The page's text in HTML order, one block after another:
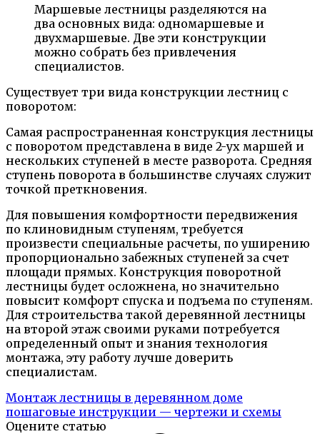
Маршевые лестницы разделяются на
два основных вида: одномаршевые и
двухмаршевые. Две эти конструкции
можно собрать без привлечения
специалистов.
Существует три вида конструкции лестниц с
поворотом:
Самая распространенная конструкция лестницы
с поворотом представлена в виде 2-ух маршей и
нескольких ступеней в месте разворота. Средняя
ступень поворота в большинстве случаях служит
точкой преткновения.
Для повышения комфортности передвижения
по клиновидным ступеням, требуется
произвести специальные расчеты, по уширению
пропорционально забежных ступеней за счет
площади прямых. Конструкция поворотной
лестницы будет осложнена, но значительно
повысит комфорт спуска и подъема по ступеням.
Для строительства такой деревянной лестницы
на второй этаж своими руками потребуется
определенный опыт и знания технология
монтажа, эту работу лучше доверить
специалистам.
Монтаж лестницы в деревянном доме
пошаговые инструкции — чертежи и схемы
Оцените статью